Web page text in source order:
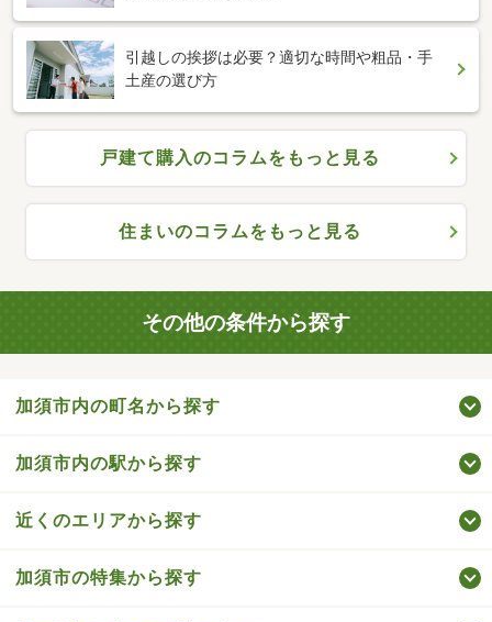
引越しの挨拶は必要？適切な時間や粗品・手
土産の選び方
戸建て購入のコラムをもっと見る
住まいのコラムをもっと見る
その他の条件から探す
加須市内の町名から探す
加須市内の駅から探す
近くのエリアから探す
加須市の特集から探す